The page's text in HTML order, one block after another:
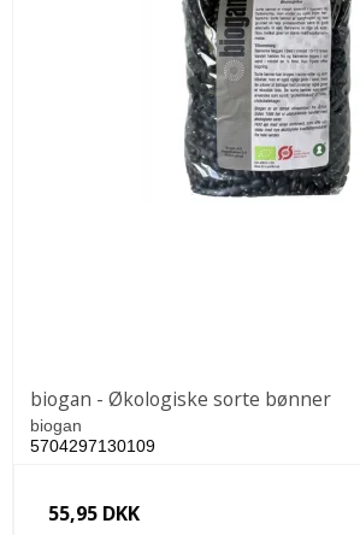
biogan - Økologiske sorte bønner
biogan
5704297130109
55,95 DKK